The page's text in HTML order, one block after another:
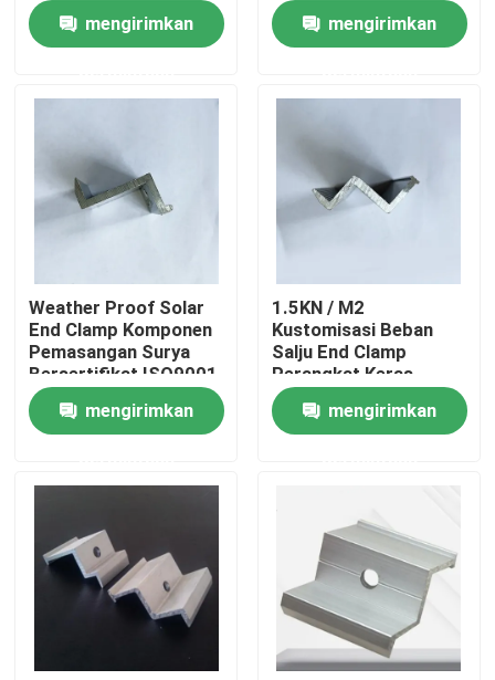
Rumah
Video
Tur Pabrik
Kontrol kualitas
Permintaan Penawaran
Sistem Pemasangan Panel Surya
Braket Pemasangan Panel Surya
mengirimkan
mengirimkan
Weather Proof Solar
End Clamp Komponen
Pemasangan Surya
Bersertifikat ISO9001
mengirimkan
1.5KN / M2
Kustomisasi Beban
Salju End Clamp
Perangkat Keras
Pemasangan Panel
Surya mengirimkan